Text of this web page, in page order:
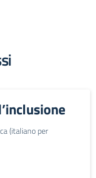
(italiano per